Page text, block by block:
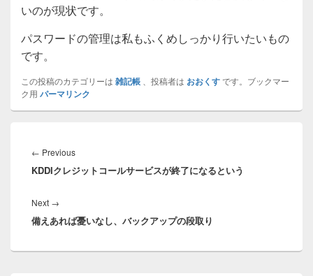
いのが現状です。
パスワードの管理は私もふくめしっかり行いたいもの
です。
この投稿のカテゴリーは 雑記帳 、投稿者は おおくすです。ブックマー
ク用 パーマリンク
稿
ナ
ゲ
ー
シ
← PreviousPrevious
post:
KDDIクレジットコールサービスが終了になるという
Next →
post:
備えあれば憂いなし、バックアップの段取り